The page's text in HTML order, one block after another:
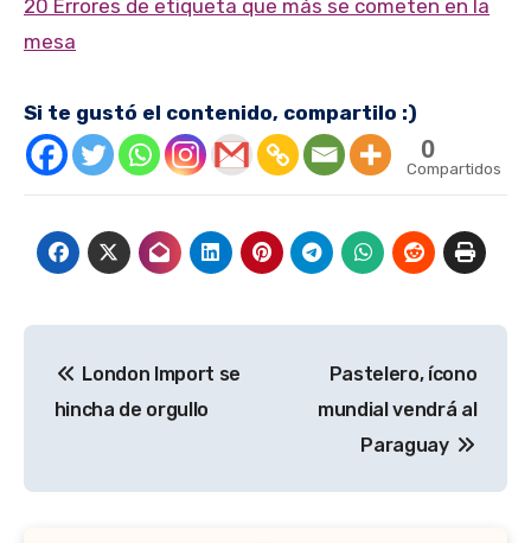
20 Errores de etiqueta que más se cometen en la
mesa
Si te gustó el contenido, compartilo :)
0
Compartidos
de
London Import se
hincha de orgullo
Pastelero, ícono
mundial vendrá al
Paraguay